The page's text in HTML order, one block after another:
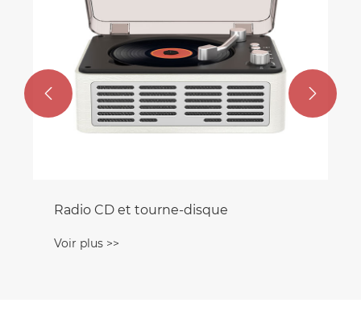
disque
 